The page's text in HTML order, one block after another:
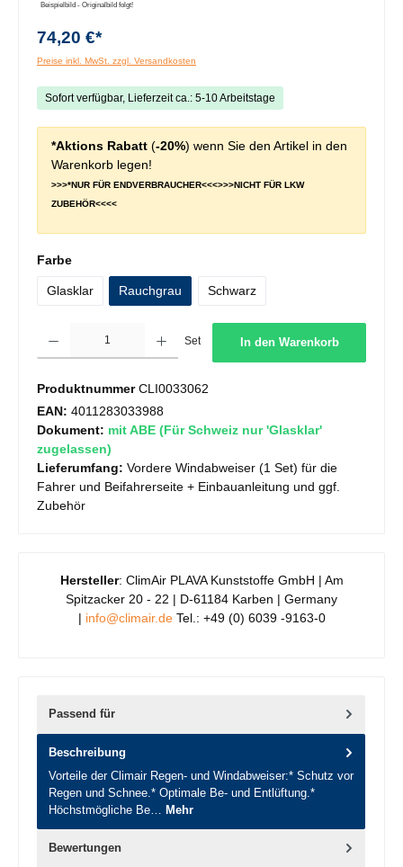
Beispielbild - Originalbild folgt!
74,20 €*
Preise inkl. MwSt. zzgl. Versandkosten
Sofort verfügbar, Lieferzeit ca.: 5-10 Arbeitstage
*Aktions Rabatt (-20%) wenn Sie den Artikel in den
Warenkorb legen!
>>>*NUR FÜR ENDVERBRAUCHER<<<>>>NICHT FÜR LKW
ZUBEHÖR<<<<
Farbeauswählen
Glasklar Rauchgrau Schwarz
Set In den Warenkorb
ProduktnummerCLI0033062
EAN: 4011283033988
Dokument: mit ABE (Für Schweiz nur 'Glasklar'
zugelassen)
Lieferumfang: Vordere Windabweiser (1 Set) für die
Fahrer und Beifahrerseite + Einbauanleitung und ggf.
Zubehör
Hersteller: ClimAir PLAVA Kunststoffe GmbH | Am
Spitzacker 20 - 22 | D-61184 Karben | Germany
| info@climair.deTel.: +49 (0) 6039 -9163-0
Passend für
Beschreibung
Vorteile der Climair Regen- und Windabweiser:* Schutz vor
Regen und Schnee.* Optimale Be- und Entlüftung.*
Höchstmögliche Be… Mehr
Bewertungen